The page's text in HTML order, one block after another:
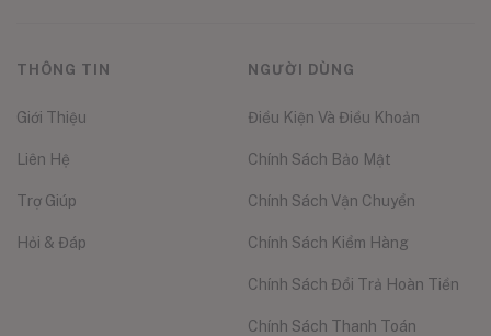
THÔNG TIN
Giới Thiệu
Liên Hệ
Trợ Giúp
Hỏi & Đáp
NGƯỜI DÙNG
Điều Kiện Và Điều Khoản
Chính Sách Bảo Mật
Chính Sách Vận Chuyển
Chính Sách Kiểm Hàng
Chính Sách Đổi Trả Hoàn Tiền
Chính Sách Thanh Toán